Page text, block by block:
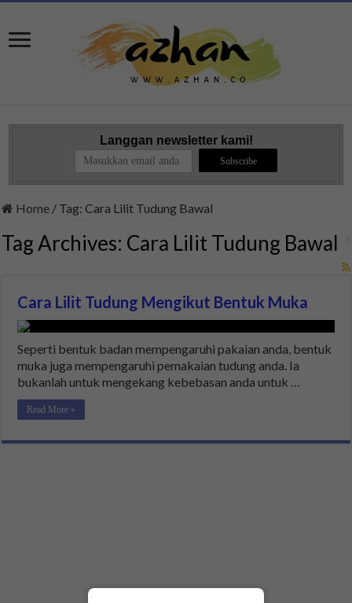
Langgan newsletter kami!
Home / Tag:Cara Lilit Tudung Bawal
Tag Archives: Cara Lilit Tudung Bawal
Cara Lilit Tudung Mengikut Bentuk Muka
Seperti bentuk badan mempengaruhi pakaian anda, bentuk
muka juga mempengaruhi pemakaian tudung anda. Ia
bukanlah untuk mengekang kebebasan anda untuk …
Read More »